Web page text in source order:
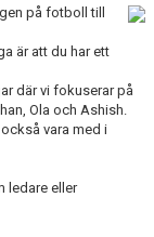
på fotboll till
är att du har ett
där vi fokuserar på
Ola och Ashish.
vara med i
ledare eller